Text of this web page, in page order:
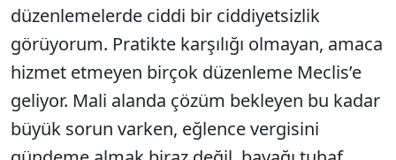
düzenlemelerde ciddi bir ciddiyetsizlik
görüyorum. Pratikte karşılığı olmayan, amaca
hizmet etmeyen birçok düzenleme Meclis’e
geliyor. Mali alanda çözüm bekleyen bu kadar
büyük sorun varken, eğlence vergisini